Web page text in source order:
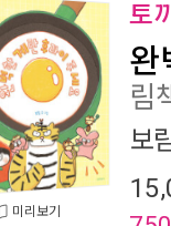
미리보기
토
완
림
보